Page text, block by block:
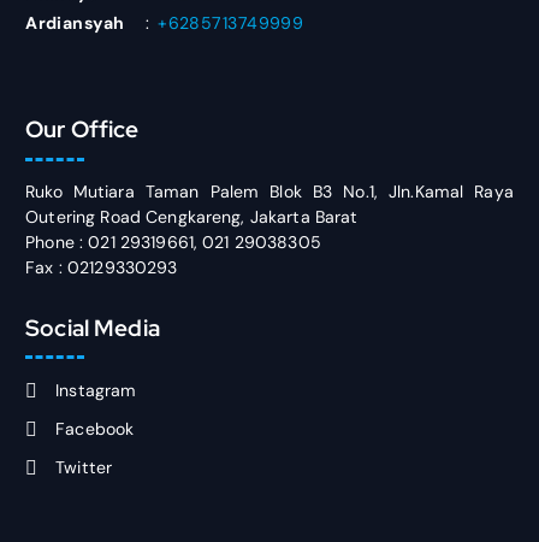
Ardiansyah
: +6285713749999
Our Office
Ruko Mutiara Taman Palem Blok B3 No.1, Jln.Kamal Raya
Outering Road Cengkareng, Jakarta Barat
Phone : 021 29319661, 021 29038305
Fax : 02129330293
Social Media
Instagram
Facebook
Twitter